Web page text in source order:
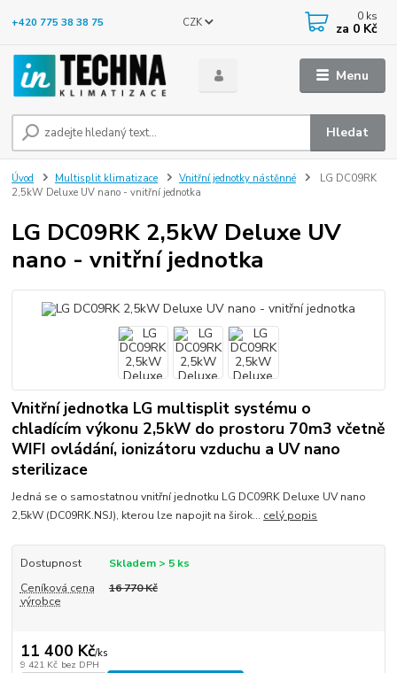
Menu
CZK
Hledat
+420 775 38 38 75 0 ks
za 0 Kč
Úvod Multisplit klimatizace Vnitřní jednotky nástěnné
LG DC09RK
2,5kW Deluxe UV nano - vnitřní jednotka
LG DC09RK 2,5kW Deluxe UV
nano - vnitřní jednotka
Vnitřní jednotka LG multisplit systému o
chladícím výkonu 2,5kW do prostoru 70m3 včetně
WIFI ovládání, ionizátoru vzduchu a UV nano
sterilizace
Jedná se o samostatnou vnitřní jednotku LG DC09RK Deluxe UV nano
2,5kW (DC09RK.NSJ), kterou lze napojit na širok... celý popis
Dostupnost
Skladem > 5 ks
Ceníková cena
výrobce
16 770 Kč
11 400 Kč/ks
9 421 Kč bez DPH